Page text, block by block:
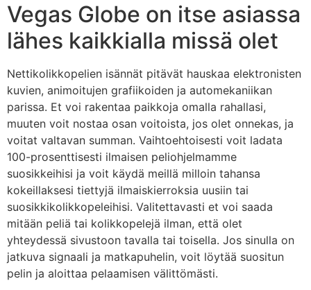
Vegas Globe on itse asiassa
lähes kaikkialla missä olet
Nettikolikkopelien isännät pitävät hauskaa elektronisten
kuvien, animoitujen grafiikoiden ja automekaniikan
parissa. Et voi rakentaa paikkoja omalla rahallasi,
muuten voit nostaa osan voitoista, jos olet onnekas, ja
voitat valtavan summan. Vaihtoehtoisesti voit ladata
100-prosenttisesti ilmaisen peliohjelmamme
suosikkeihisi ja voit käydä meillä milloin tahansa
kokeillaksesi tiettyjä ilmaiskierroksia uusiin tai
suosikkikolikkopeleihisi. Valitettavasti et voi saada
mitään peliä tai kolikkopelejä ilman, että olet
yhteydessä sivustoon tavalla tai toisella. Jos sinulla on
jatkuva signaali ja matkapuhelin, voit löytää suositun
pelin ja aloittaa pelaamisen välittömästi.